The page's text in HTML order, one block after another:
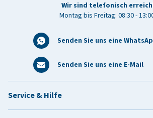
Wir sind telefonisch
Montag bis Freitag: 08:30 -
Senden Sie uns eine
Senden Sie uns eine E-Mail
Service & Hilfe